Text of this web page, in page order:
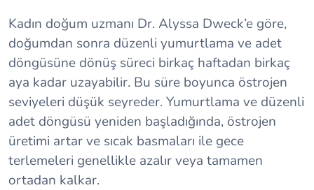
Kadın doğum uzmanı Dr. Alyssa Dweck’e göre,
doğumdan sonra düzenli yumurtlama ve adet
döngüsüne dönüş süreci birkaç haftadan birkaç
aya kadar uzayabilir. Bu süre boyunca östrojen
seviyeleri düşük seyreder. Yumurtlama ve düzenli
adet döngüsü yeniden başladığında, östrojen
üretimi artar ve sıcak basmaları ile gece
terlemeleri genellikle azalır veya tamamen
ortadan kalkar.